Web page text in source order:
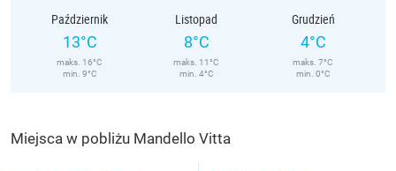
Październik
13°C
maks. 16°C
min. 9°C
Listopad
8°C
maks. 11°C
min. 4°C
Grudzień
4°C
maks. 7°C
min. 0°C
Miejsca w pobliżu Mandello Vitta